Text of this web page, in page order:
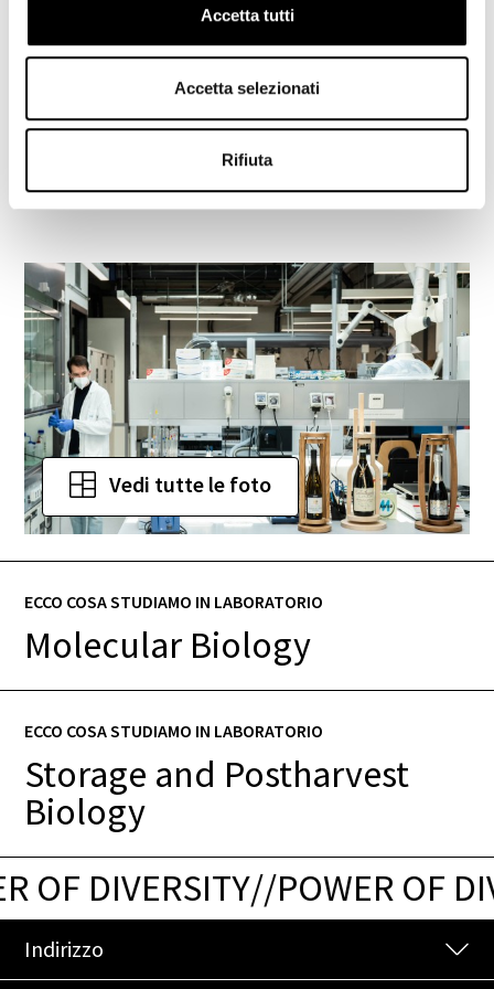
Accetta tutti
Accetta selezionati
Rifiuta
I nostri metodi? Gascromatografia combinata
enologiche standard.
Vedi tutte le foto
ECCO COSA STUDIAMO IN LABORATORIO
Molecular Biology
ECCO COSA STUDIAMO IN LABORATORIO
Storage and Postharvest
Biology
OF DIVERSITY//POWER OF
Indirizzo